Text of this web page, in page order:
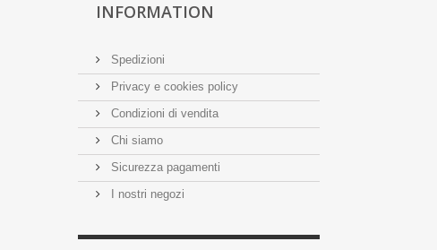
INFORMATION
Spedizioni
Privacy e cookies policy
Condizioni di vendita
Chi siamo
Sicurezza pagamenti
I nostri negozi